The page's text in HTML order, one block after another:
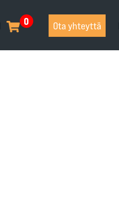
0 Ota yhteyttä